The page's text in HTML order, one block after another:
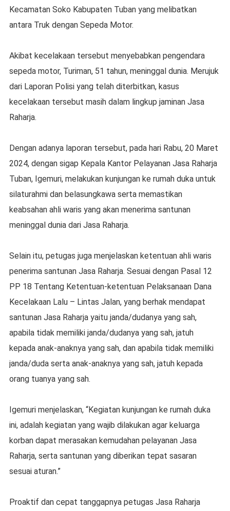
Kecamatan Soko Kabupaten Tuban yang melibatkan
antara Truk dengan Sepeda Motor.
Akibat kecelakaan tersebut menyebabkan pengendara
sepeda motor, Turiman, 51 tahun, meninggal dunia. Merujuk
dari Laporan Polisi yang telah diterbitkan, kasus
kecelakaan tersebut masih dalam lingkup jaminan Jasa
Raharja.
Dengan adanya laporan tersebut, pada hari Rabu, 20 Maret
2024, dengan sigap Kepala Kantor Pelayanan Jasa Raharja
Tuban, Igemuri, melakukan kunjungan ke rumah duka untuk
silaturahmi dan belasungkawa serta memastikan
keabsahan ahli waris yang akan menerima santunan
meninggal dunia dari Jasa Raharja.
Selain itu, petugas juga menjelaskan ketentuan ahli waris
penerima santunan Jasa Raharja. Sesuai dengan Pasal 12
PP 18 Tentang Ketentuan-ketentuan Pelaksanaan Dana
Kecelakaan Lalu – Lintas Jalan, yang berhak mendapat
santunan Jasa Raharja yaitu janda/dudanya yang sah,
apabila tidak memiliki janda/dudanya yang sah, jatuh
kepada anak-anaknya yang sah, dan apabila tidak memiliki
janda/duda serta anak-anaknya yang sah, jatuh kepada
orang tuanya yang sah.
Igemuri menjelaskan, “Kegiatan kunjungan ke rumah duka
ini, adalah kegiatan yang wajib dilakukan agar keluarga
korban dapat merasakan kemudahan pelayanan Jasa
Raharja, serta santunan yang diberikan tepat sasaran
sesuai aturan.”
Proaktif dan cepat tanggapnya petugas Jasa Raharja